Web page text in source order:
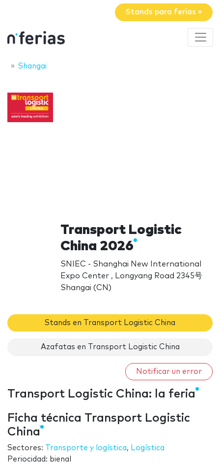
Stands para ferias »
Shangai
Transport Logistic
China 2026
SNIEC - Shanghai New International
Expo Center , Longyang Road 2345号
Shangai (CN)
Stands en Transport Logistic China
Azafatas en Transport Logistic China
Notificar un error
Transport Logistic China: la feria
Ficha técnica Transport Logistic
China
Sectores: Transporte y logística, Logística
Periocidad: bienal